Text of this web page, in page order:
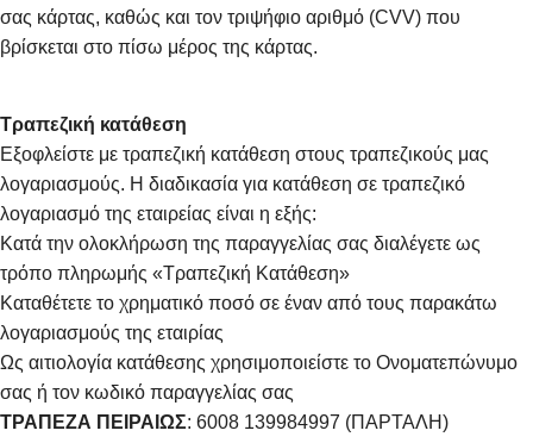
σας κάρτας, καθώς και τον τριψήφιο αριθμό (CVV) που
βρίσκεται στο πίσω μέρος της κάρτας.
Τραπεζική κατάθεση
Εξοφλείστε με τραπεζική κατάθεση στους τραπεζικούς μας
λογαριασμούς. Η διαδικασία για κατάθεση σε τραπεζικό
λογαριασμό της εταιρείας είναι η εξής:
Κατά την ολοκλήρωση της παραγγελίας σας διαλέγετε ως
τρόπο πληρωμής «Τραπεζική Κατάθεση»
Καταθέτετε το χρηματικό ποσό σε έναν από τους παρακάτω
λογαριασμούς της εταιρίας
Ως αιτιολογία κατάθεσης χρησιμοποιείστε το Ονοματεπώνυμο
σας ή τον κωδικό παραγγελίας σας
ΤΡΑΠΕΖΑ ΠΕΙΡΑΙΩΣ: 6008 139984997 (ΠΑΡΤΑΛΗ)